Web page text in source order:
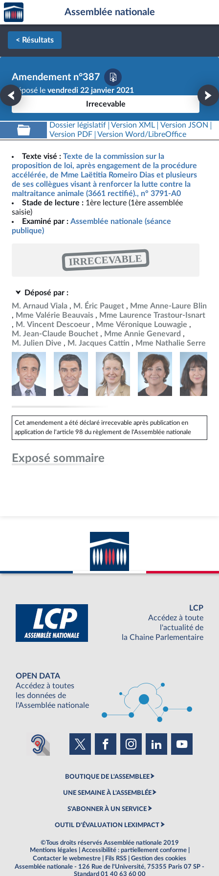
Aller au contenu
Aller en bas de la page
Accèder
à la
page
d'accueil
Assemblée nationale
< Résultats
Amendement n°387
Déposé le vendredi 22 janvier 2021
Irrecevable
Dossier législatif Version XML
Version JSON
Version PDF
Version Word/LibreOffice
Texte visé : Texte de la commission sur la
proposition de loi, après engagement de la procédure
accélérée, de Mme Laëtitia Romeiro Dias et plusieurs
de ses collègues visant à renforcer la lutte contre la
maltraitance animale (3661 rectifié)., n° 3791-A0
Stade de lecture : 1ère lecture (1ère assemblée
saisie)
Examiné par : Assemblée nationale (séance
publique)
IRRECEVABLE
Déposé par :
M. Arnaud Viala
M. Éric Pauget
Mme Anne-Laure Blin
Mme Valérie Beauvais
Mme Laurence Trastour-Isnart
M. Vincent Descoeur
Mme Véronique Louwagie
M. Jean-Claude Bouchet
Mme Annie Genevard
M. Julien Dive
M. Jacques Cattin Mme Nathalie Serre
Cet amendement a été déclaré irrecevable après publication en
application de l'article 98 du règlement de l'Assemblée nationale
Exposé sommaire
LCP
Accédez à toute
l'actualité de
la Chaine Parlementaire
OPEN DATA
Accédez à toutes
les données de
l'Assemblée nationale
BOUTIQUE DE L'ASSEMBLEE
UNE SEMAINE À L'ASSEMBLÉE
S'ABONNER À UN SERVICE
OUTIL D'ÉVALUATION LEXIMPACT
©Tous droits réservés Assemblée nationale 2019
Mentions légales
Accessibilité : partiellement conforme
Contacter le webmestre
Fils RSS
Gestion des cookies
Assemblée nationale - 126 Rue de l'Université, 75355 Paris 07 SP -
Standard 01 40 63 60 00